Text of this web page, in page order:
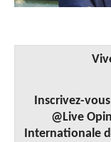
Inscrivez-
@Live
Internationale